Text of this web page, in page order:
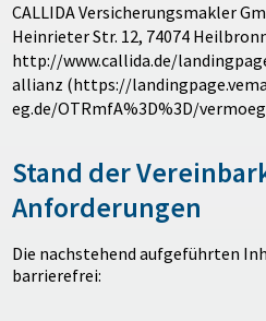
CALLIDA Versicherungsmakler
Heinrieter Str. 12, 74074
http://www.callida.de/
allianz (https://
eg.de/OTRmfA%3D%3D/
Stand der
Anforderungen
Die nachstehend aufgeführten
barrierefrei: